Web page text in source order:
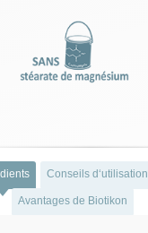
Conseils d‘utilisation
Avantages de Biotikon